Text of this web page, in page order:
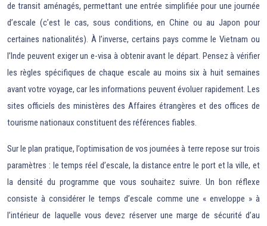
de transit aménagés, permettant une entrée simplifiée pour une journée
d’escale (c’est le cas, sous conditions, en Chine ou au Japon pour
certaines nationalités). À l’inverse, certains pays comme le Vietnam ou
l’Inde peuvent exiger un e-visa à obtenir avant le départ. Pensez à vérifier
les règles spécifiques de chaque escale au moins six à huit semaines
avant votre voyage, car les informations peuvent évoluer rapidement. Les
sites officiels des ministères des Affaires étrangères et des offices de
tourisme nationaux constituent des références fiables.
Sur le plan pratique, l’optimisation de vos journées à terre repose sur trois
paramètres : le temps réel d’escale, la distance entre le port et la ville, et
la densité du programme que vous souhaitez suivre. Un bon réflexe
consiste à considérer le temps d’escale comme une « enveloppe » à
l’intérieur de laquelle vous devez réserver une marge de sécurité d’au